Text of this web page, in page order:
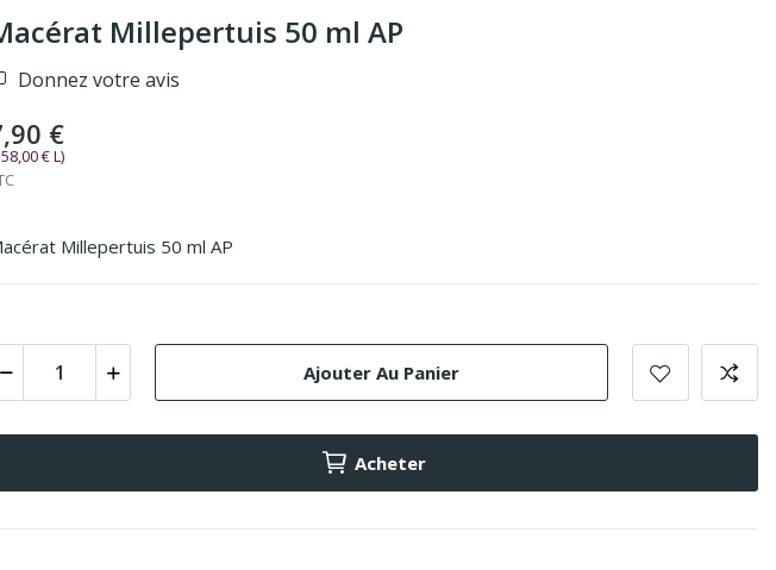
Millepertuis 50 ml AP
Donnez votre avis
€
€ L)
Millepertuis 50 ml AP
Ajouter Au Panier
Acheter